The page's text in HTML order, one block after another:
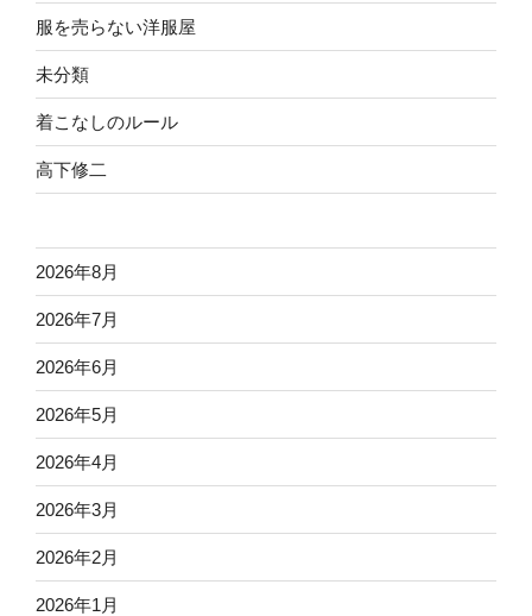
服を売らない洋服屋
未分類
着こなしのルール
高下修二
2026年8月
2026年7月
2026年6月
2026年5月
2026年4月
2026年3月
2026年2月
2026年1月